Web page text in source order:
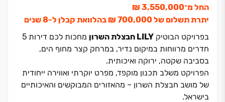
החל מ־‏3,550,000 ‏₪
יתרת תשלום של ‏700,000 ‏₪ בהלוואת קבלן ל‏-‏8 שנים
בפרויקט הבוטיק LILY חבצלת השרון
מחכות לכם דירות ‏5
חדרים מרווחות במיקום נדיר, במרחק קצר מחוף הים,
בסביבה שקטה, ירוקה ואיכותית.
הפרויקט משלב תכנון מוקפד, מפרט יוקרתי ואווירה ייחודית
של מושב חבצלת השרון ‏– מהאזורים המבוקשים והאיכותיים
בישראל.